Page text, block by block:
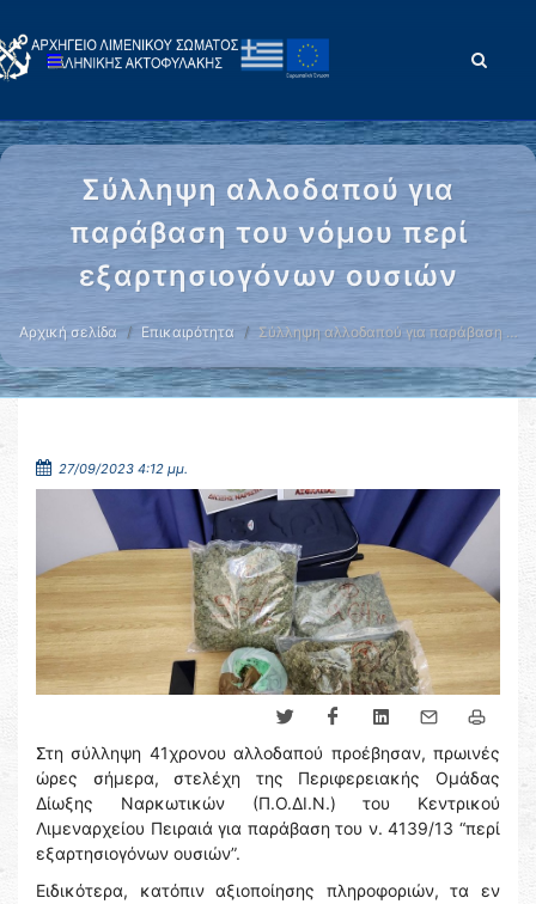
Σύλληψη αλλοδαπού για
παράβαση του νόμου περί
εξαρτησιογόνων ουσιών
Αρχική σελίδα Επικαιρότητα Σύλληψη αλλοδαπού για παράβαση …
27/09/2023 4:12 μμ.
Στη σύλληψη 41χρονου αλλοδαπού προέβησαν, πρωινές
ώρες σήμερα, στελέχη της Περιφερειακής Ομάδας
Δίωξης Ναρκωτικών (Π.Ο.ΔΙ.Ν.) του Κεντρικού
Λιμεναρχείου Πειραιά για παράβαση του ν. 4139/13 “περί
εξαρτησιογόνων ουσιών”.
Ειδικότερα, κατόπιν αξιοποίησης πληροφοριών, τα εν